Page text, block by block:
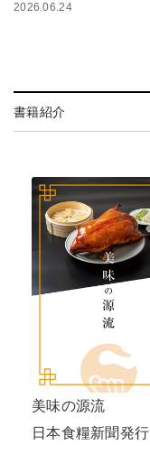
2026.06.24
書籍紹介
美味の源流
日本食糧新聞発行